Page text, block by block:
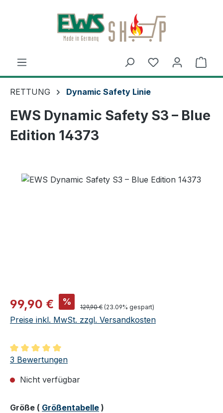
Zum Hauptinhalt springen
RETTUNG Dynamic Safety Linie
EWS Dynamic Safety S3 – Blue
Edition 14373
Verkaufspreis:
99,90 € % Regulärer Preis:
129,90 € (23.09% gespart)
Preise inkl. MwSt. zzgl. Versandkosten
Durchschnittliche Bewertung von 5 von 5 Sternen
3 Bewertungen
Nicht verfügbar
Größeauswählen
( Größentabelle )